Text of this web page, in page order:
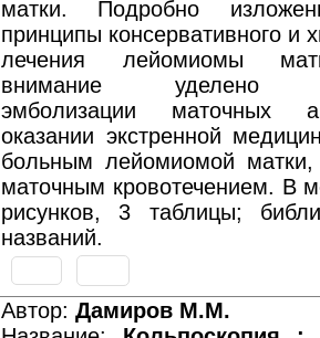
матки. Подробно
принципы консервативного и
лечения лейомиомы
внимание уделено
эмболизации маточных
оказании экстренной
больным лейомиомой матки,
маточным кровотечением. В
рисунков, 3 таблицы;
названий.
Автор: Дамиров М.М.